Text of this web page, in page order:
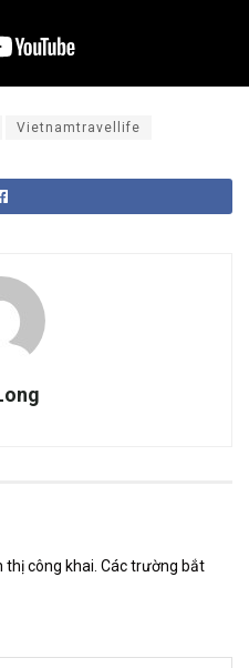
Vietnamtravellife
thị công khai. Các trường bắt